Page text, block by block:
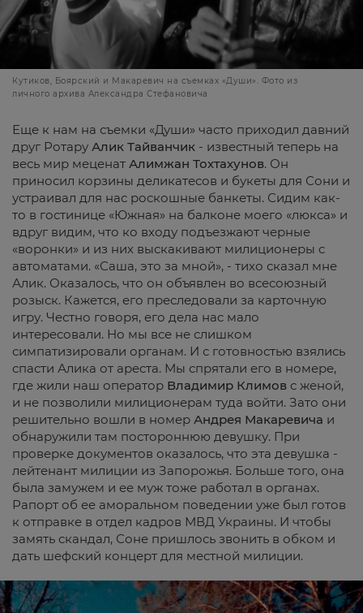
Кутиков, Боярский и Макаревич на съемках «Души». Фото из
личного архива Александра Стефановича
Еще к нам на съемки «Души» часто приходил давний
друг Ротару Алик Тайванчик - известный теперь на
весь мир меценат Алимжан Тохтахунов. Он
приносил корзины деликатесов и букеты для Сони и
устраивал для нас роскошные банкеты. Сидим как-
то в гостинице «Южная» на балконе моего «люкса» и
вдруг видим, что ко входу подъезжают черные
«воронки» и из них выскакивают милиционеры с
автоматами. «Саша, это за мной», - тихо сказал мне
Алик. Оказалось, что он объявлен во всесоюзный
розыск. Кажется, его преследовали за карточную
игру. Честно говоря, его дела нас мало
интересовали. Но мы все не слишком
симпатизировали органам. И с готовностью взялись
спасти Алика от ареста. Мы спрятали его в номере,
где жили наш оператор Владимир Климов с женой,
и не позволили милиционерам туда войти. Зато они
решительно вошли в номер Андрея Макаревича и
обнаружили там постороннюю девушку. При
проверке документов оказалось, что эта девушка -
лейтенант милиции из Запорожья. Больше того, она
была замужем и ее муж тоже работал в органах.
Рапорт об ее аморальном поведении уже был готов
к отправке в отдел кадров МВД Украины. И чтобы
замять скандал, Соне пришлось звонить в обком и
дать шефский концерт для местной милиции.